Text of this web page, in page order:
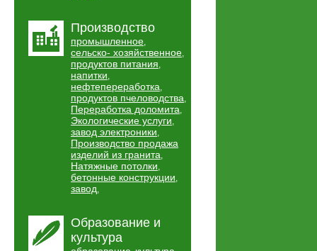
Производство
промышленное,
сельско- хозяйственное,
продуктов питания,
напитки,
нефтепереработка,
продуктов пчеловодства,
Переработка доломита,
Экологические услуги,
завод электроники,
Производство продажа
изделий из гранита,
Натяжные потолки,
бетонные конструкции,
завод,
Образование и
культура